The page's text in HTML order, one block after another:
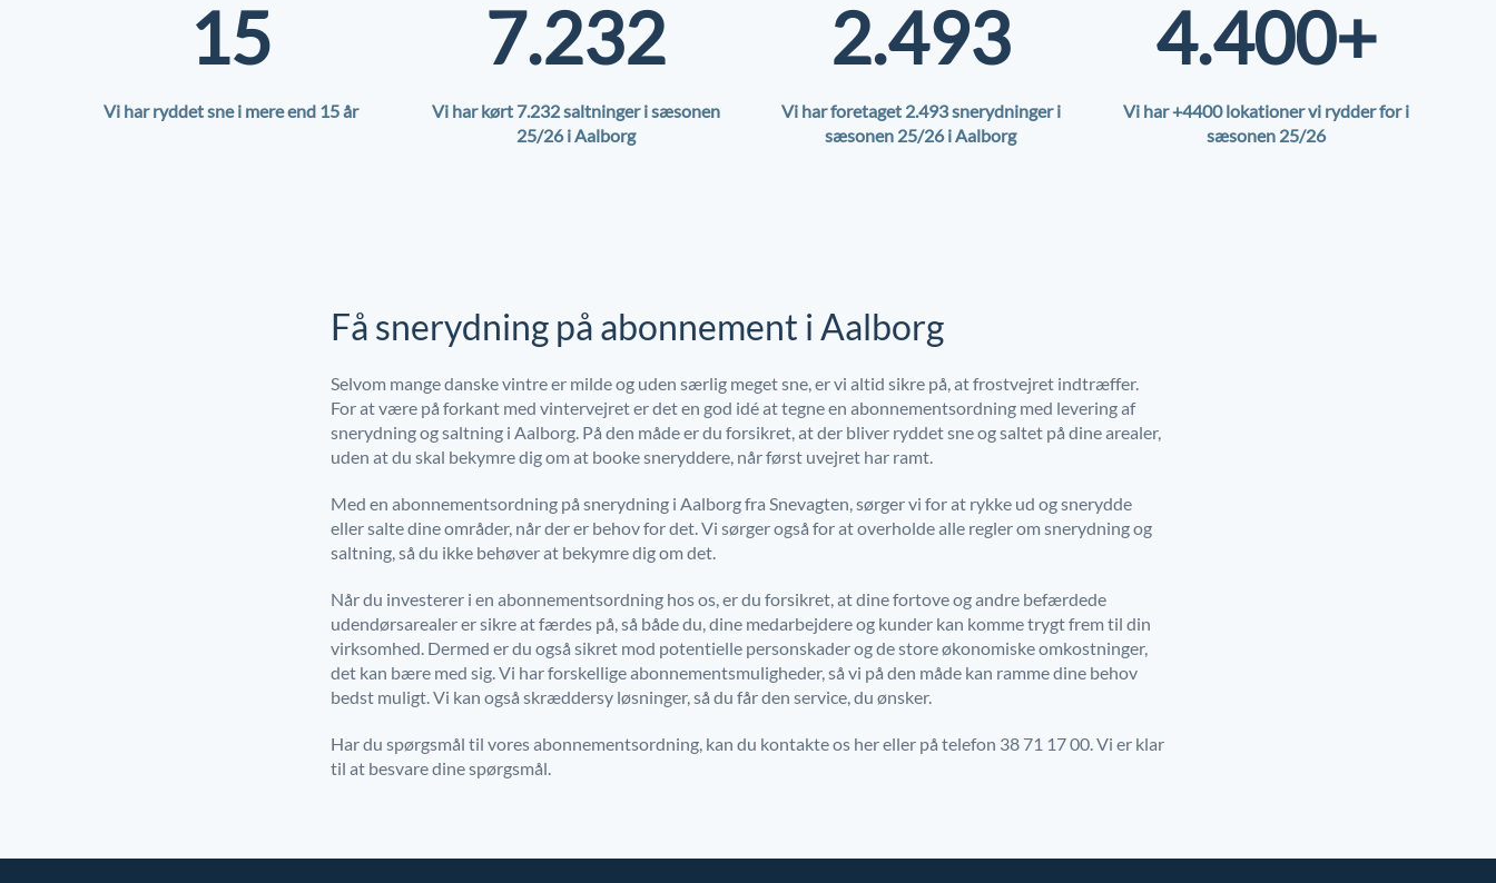
15
Vi har ryddet sne i mere end 15 år
7.232
Vi har kørt 7.232 saltninger i sæsonen
25/26 i Aalborg
2.493
Vi har foretaget 2.493 snerydninger i
sæsonen 25/26 i Aalborg
4.400+
Vi har +4400 lokationer vi rydder for i
sæsonen 25/26
Få snerydning på abonnement i Aalborg
Selvom mange danske vintre er milde og uden særlig meget sne, er vi altid sikre på, at frostvejret indtræffer.
For at være på forkant med vintervejret er det en god idé at tegne en abonnementsordning med levering af
snerydning og saltning i Aalborg. På den måde er du forsikret, at der bliver ryddet sne og saltet på dine arealer,
uden at du skal bekymre dig om at booke sneryddere, når først uvejret har ramt.
Med en abonnementsordning på snerydning i Aalborg fra Snevagten, sørger vi for at rykke ud og snerydde
eller salte dine områder, når der er behov for det. Vi sørger også for at overholde alle regler om snerydning og
saltning, så du ikke behøver at bekymre dig om det.
Når du investerer i en abonnementsordning hos os, er du forsikret, at dine fortove og andre befærdede
udendørsarealer er sikre at færdes på, så både du, dine medarbejdere og kunder kan komme trygt frem til din
virksomhed. Dermed er du også sikret mod potentielle personskader og de store økonomiske omkostninger,
det kan bære med sig. Vi har forskellige abonnementsmuligheder, så vi på den måde kan ramme dine behov
bedst muligt. Vi kan også skræddersy løsninger, så du får den service, du ønsker.
Har du spørgsmål til vores abonnementsordning, kan du kontakte os her eller på telefon 38 71 17 00. Vi er klar
til at besvare dine spørgsmål.